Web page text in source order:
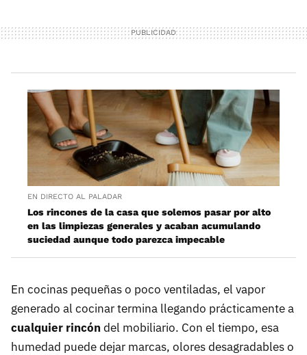
EN DIRECTO AL PALADAR
Los rincones de la casa que solemos pasar por alto
en las limpiezas generales y acaban acumulando
suciedad aunque todo parezca impecable
En cocinas pequeñas o poco ventiladas, el vapor
generado al cocinar termina llegando prácticamente a
cualquier rincón del mobiliario. Con el tiempo, esa
humedad puede dejar marcas, olores desagradables o